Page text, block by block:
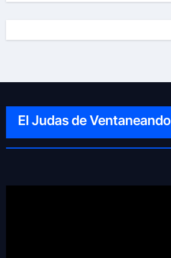
El Judas de Ventaneando